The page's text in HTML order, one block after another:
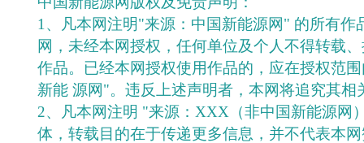
1、凡本网注明"来源：中国新能源网" 的所有作
网，未经本网授权，任何单位及个人不得转载
作品。已经本网授权使用作品的，应在授权范
新能 源网"。违反上述声明者，本网将追究其相
2、凡本网注明 "来源：XXX（非中国新能源网
体，转载目的在于传递更多信息，并不代表本